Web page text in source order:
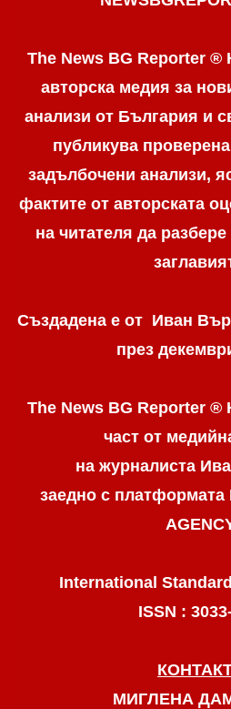
The News BG Reporter
авторска медия за
анализи от България и
публикува
задълбочени анализи,
фактите от авторската
на читателя да
Създадена е от Иван
през
The News BG Reporter
част от
на журналиста
заедно с платформата
International
ISSN :
МИГЛЕНА